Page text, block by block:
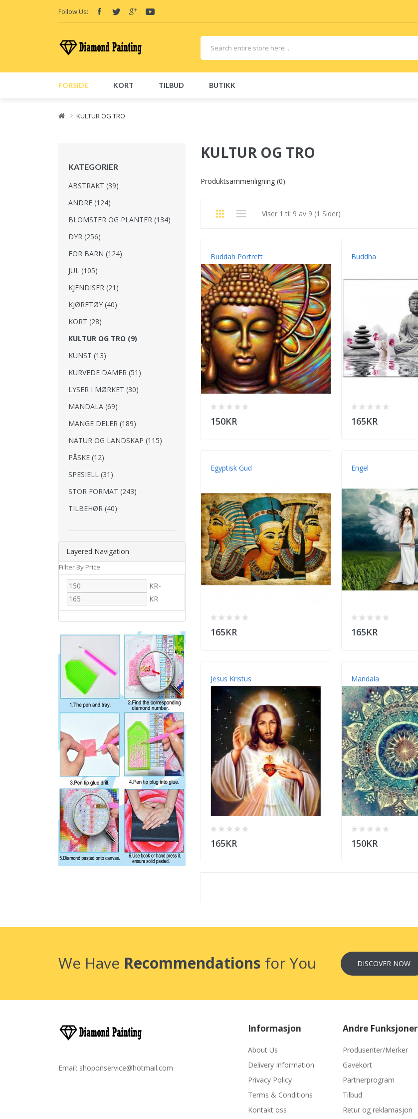
Follow Us:
FORSIDE KORT TILBUD BUTIKK
KULTUR OG TRO
Layered Navigation
Fillter By Price
KR-
KR
KATEGORIER
ABSTRAKT (39)
ANDRE (124)
BLOMSTER OG PLANTER (134)
DYR (256)
FOR BARN (124)
JUL (105)
KJENDISER (21)
KJØRETØY (40)
KORT (28)
KULTUR OG TRO (9)
KUNST (13)
KURVEDE DAMER (51)
LYSER I MØRKET (30)
MANDALA (69)
MANGE DELER (189)
NATUR OG LANDSKAP (115)
PÅSKE (12)
SPESIELL (31)
STOR FORMAT (243)
TILBEHØR (40)
KULTUR OG TRO
Produktsammenligning (0)
Viser 1 til 9 av 9 (1 Sider)
Buddah Portrett
150KR
Buddha
165KR
Egyptisk Gud
165KR
Engel
165KR
Jesus Kristus
165KR
Mandala
150KR
We Have Recommendations for You DISCOVER NOW
Email: shoponservice@hotmail.com
Informasjon
About Us
Delivery Information
Privacy Policy
Terms & Conditions
Kontakt oss
Andre Funksjoner
Produsenter/Merker
Gavekort
Partnerprogram
Tilbud
Retur og reklamasjon